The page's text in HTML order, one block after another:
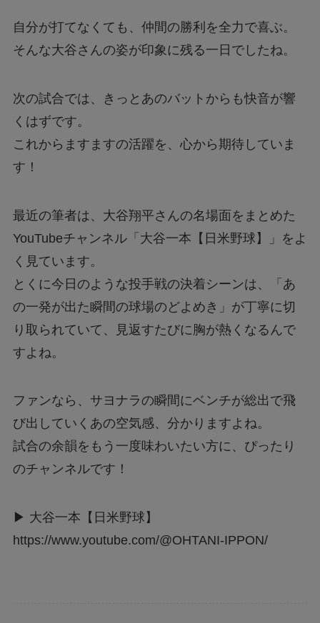
自分が打てなくても、仲間の勝利を全力で喜ぶ。
そんな大谷さんの姿が印象に残る一日でしたね。
次の試合では、きっとあのバットからも快音が響
くはずです。
これからますますの活躍を、心から期待していま
す！
最近の筆者は、大谷翔平さんの名場面をまとめた
YouTubeチャンネル「大谷一本【日米野球】」をよ
く見ています。
とくに今日のような投手戦の決着シーンは、「あ
の一発が出た瞬間の球場のどよめき」が丁寧に切
り取られていて、見返すたびに胸が熱くなるんで
すよね。
ファンなら、サヨナラの瞬間にベンチが総出で飛
び出していくあの空気感、分かりますよね。
試合の余韻をもう一度味わいたい方に、ぴったり
のチャンネルです！
▶ 大谷一本【日米野球】
https://www.youtube.com/@OHTANI-IPPON/